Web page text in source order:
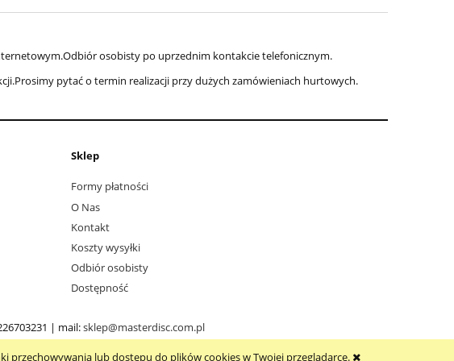
przechowywania lub dostępu do plików cookies w Twojej przeglądarce.
osobisty po uprzednim kontakcie telefonicznym.
pytać o termin realizacji przy dużych zamówieniach hurtowych.
Sklep
Formy płatności
O Nas
Kontakt
Koszty wysyłki
Odbiór osobisty
Dostępność
| mail:sklep@masterdisc.com.pl